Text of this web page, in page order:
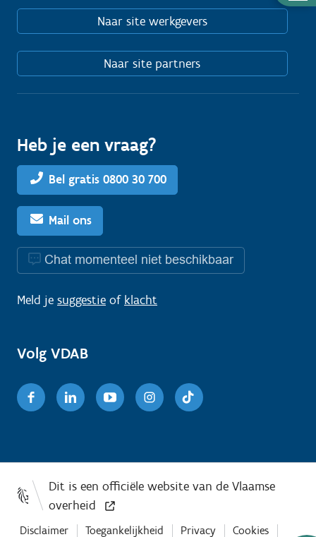
Naar site werkgevers
Naar site partners
Heb je een vraag?
Bel gratis 0800 30 700
Mail ons
Chat momenteel niet beschikbaar
Meld je suggestie of klacht
Volg VDAB
FacebookLinkedinYoutubeInstagram
Disclaimer Toegankelijkheid Privacy Cookies